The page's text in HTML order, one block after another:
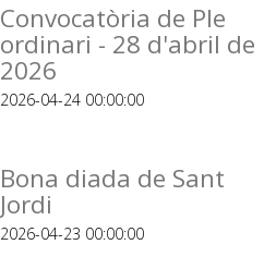
Convocatòria de Ple
ordinari - 28 d'abril de
2026
2026-04-24 00:00:00
Bona diada de Sant
Jordi
2026-04-23 00:00:00